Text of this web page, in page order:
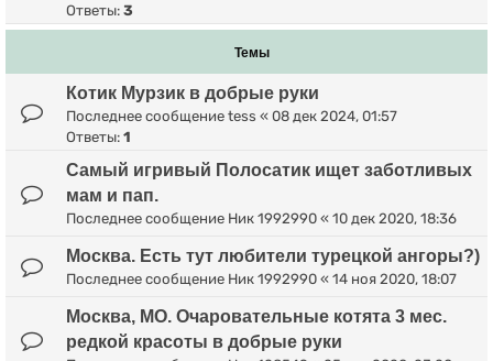
Ответы: 3
Темы
Котик Мурзик в добрые руки
Последнее сообщение tess « 08 дек 2024, 01:57
Ответы: 1
Самый игривый Полосатик ищет заботливых
мам и пап.
Последнее сообщение Ник 1992990 « 10 дек 2020, 18:36
Москва. Есть тут любители турецкой ангоры?)
Последнее сообщение Ник 1992990 « 14 ноя 2020, 18:07
Москва, МО. Очаровательные котята 3 мес.
редкой красоты в добрые руки